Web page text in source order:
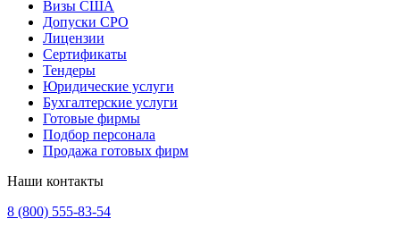
Визы США
Допуски СРО
Лицензии
Сертификаты
Тендеры
Юридические услуги
Бухгалтерские услуги
Готовые фирмы
Подбор персонала
Продажа готовых фирм
Наши контакты
8 (800) 555-83-54